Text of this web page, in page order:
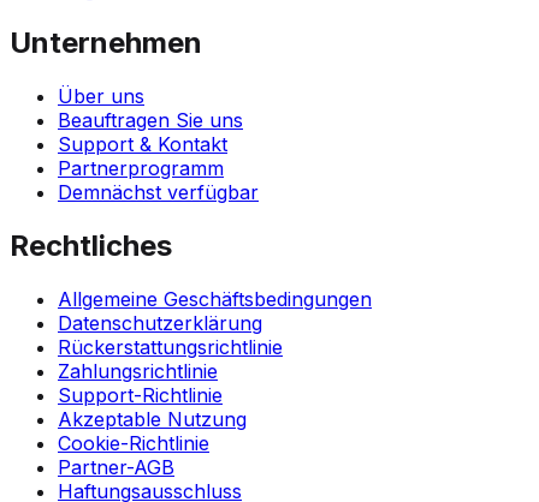
Unternehmen
Über uns
Beauftragen Sie uns
Support & Kontakt
Partnerprogramm
Demnächst verfügbar
Rechtliches
Allgemeine Geschäftsbedingungen
Datenschutzerklärung
Rückerstattungsrichtlinie
Zahlungsrichtlinie
Support-Richtlinie
Akzeptable Nutzung
Cookie-Richtlinie
Partner-AGB
Haftungsausschluss